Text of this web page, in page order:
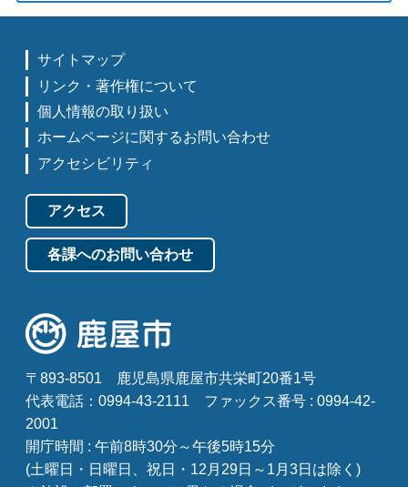
サイトマップ
リンク・著作権について
個人情報の取り扱い
ホームページに関するお問い合わせ
アクセシビリティ
アクセス
各課へのお問い合わせ
〒893-8501
鹿児島県鹿屋市共栄町20番1号
代表電話：0994-43-2111
ファックス番号 : 0994-42-
2001
開庁時間 : 午前8時30分～午後5時15分
(土曜日・日曜日、祝日・12月29日～1月3日は除く)